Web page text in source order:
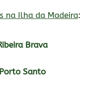
na Ilha da Madeira:
Brava
Santo